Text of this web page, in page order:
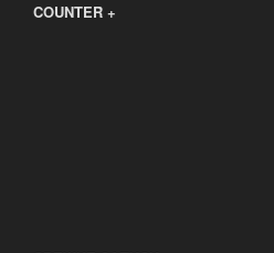
COUNTER +